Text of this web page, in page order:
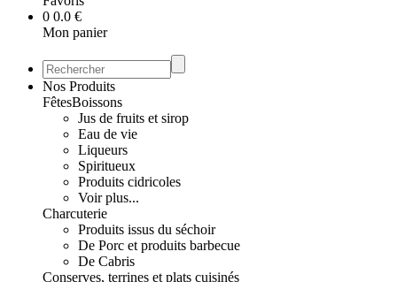
0 0.0 €
Mon panier
Nos Produits
FêtesBoissons
Jus de fruits et sirop
Eau de vie
Liqueurs
Spiritueux
Produits cidricoles
Voir plus...
Charcuterie
Produits issus du séchoir
De Porc et produits barbecue
De Cabris
Conserves, terrines et plats cuisinés